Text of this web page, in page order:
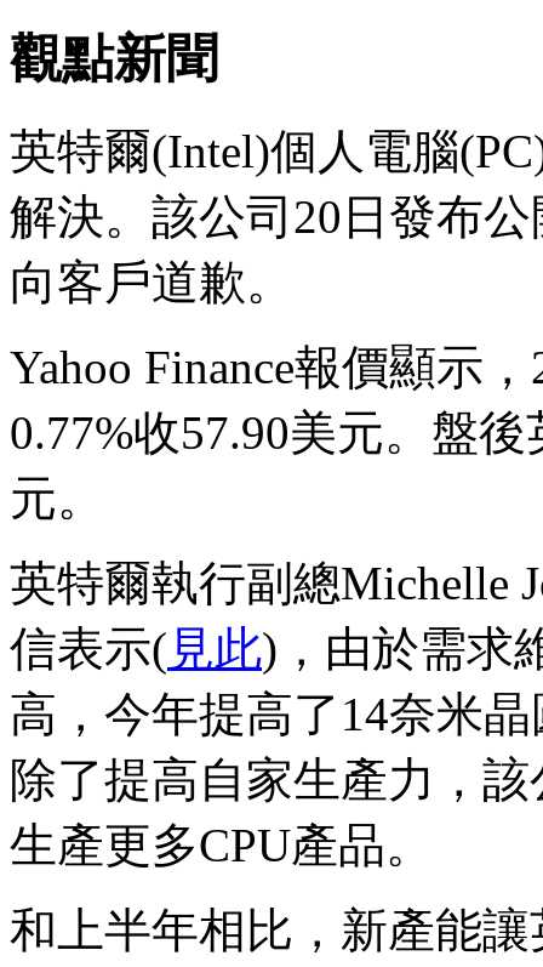
觀點新聞
英特爾(Intel)個人電腦
解決。該公司20日發布
向客戶道歉。
Yahoo Finance報價顯示
0.77%收57.90美元。盤
元。
英特爾執行副總Michelle
信表示( 見此)，由於需求
高，今年提高了14奈米
除了提高自家生產力，
生產更多CPU產品。
和上半年相比，新產能